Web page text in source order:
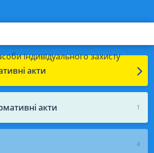
індивідуального захисту
акти
1
акти
4